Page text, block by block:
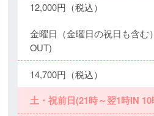
12,000円（税込）
金曜日（金曜日の祝日も含む
OUT)
14,700円（税込）
土・祝前日(21時～翌1時IN 10